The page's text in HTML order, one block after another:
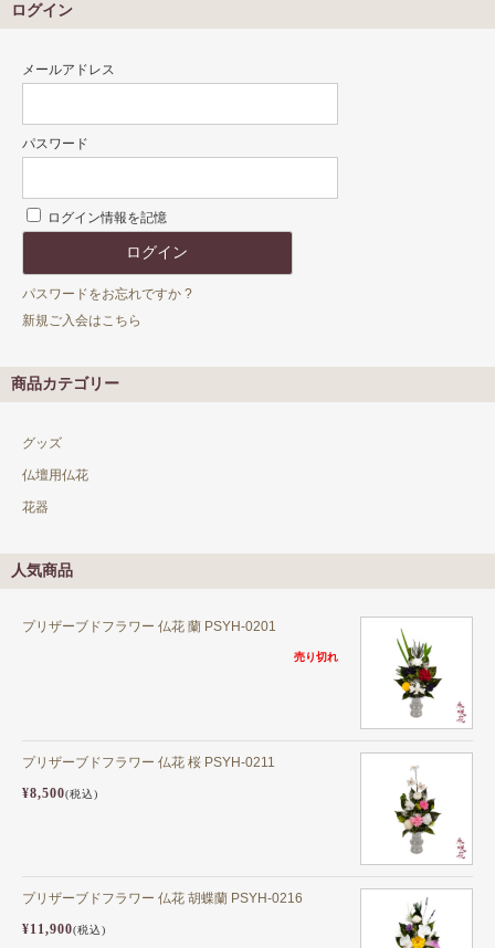
ログイン
メールアドレス
パスワード
ログイン情報を記憶
パスワードをお忘れですか ?
新規ご入会はこちら
商品カテゴリー
グッズ
仏壇用仏花
花器
人気商品
プリザーブドフラワー 仏花 蘭 PSYH-0201
売り切れ
プリザーブドフラワー 仏花 桜 PSYH-0211
¥8,500(税込)
プリザーブドフラワー 仏花 胡蝶蘭 PSYH-0216
¥11,900(税込)